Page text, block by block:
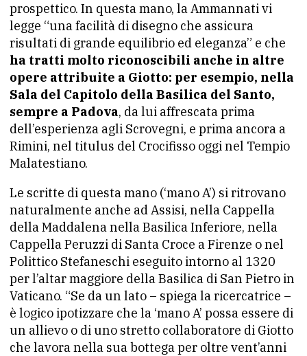
prospettico. In questa mano, la Ammannati vi
legge “una facilità di disegno che assicura
risultati di grande equilibrio ed eleganza” e che
ha tratti molto riconoscibili anche in altre
opere attribuite a Giotto: per esempio, nella
Sala del Capitolo della Basilica del Santo,
sempre a Padova, da lui affrescata prima
dell’esperienza agli Scrovegni, e prima ancora a
Rimini, nel titulus del Crocifisso oggi nel Tempio
Malatestiano.
Le scritte di questa mano (‘mano A’) si ritrovano
naturalmente anche ad Assisi, nella Cappella
della Maddalena nella Basilica Inferiore, nella
Cappella Peruzzi di Santa Croce a Firenze o nel
Polittico Stefaneschi eseguito intorno al 1320
per l’altar maggiore della Basilica di San Pietro in
Vaticano. “Se da un lato – spiega la ricercatrice –
è logico ipotizzare che la ‘mano A’ possa essere di
un allievo o di uno stretto collaboratore di Giotto
che lavora nella sua bottega per oltre vent’anni